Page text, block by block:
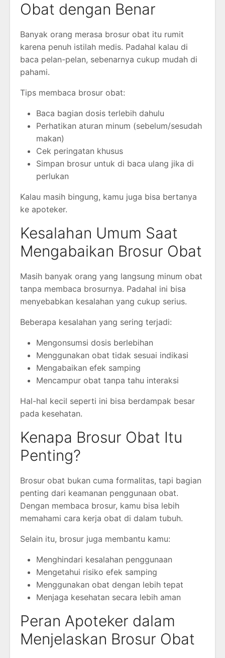
Obat dengan Benar
Banyak orang merasa brosur obat itu rumit
karena penuh istilah medis. Padahal kalau di
baca pelan-pelan, sebenarnya cukup mudah di
pahami.
Tips membaca brosur obat:
Baca bagian dosis terlebih dahulu
Perhatikan aturan minum (sebelum/sesudah
makan)
Cek peringatan khusus
Simpan brosur untuk di baca ulang jika di
perlukan
Kalau masih bingung, kamu juga bisa bertanya
ke apoteker.
Kesalahan Umum Saat
Mengabaikan Brosur Obat
Masih banyak orang yang langsung minum obat
tanpa membaca brosurnya. Padahal ini bisa
menyebabkan kesalahan yang cukup serius.
Beberapa kesalahan yang sering terjadi:
Mengonsumsi dosis berlebihan
Menggunakan obat tidak sesuai indikasi
Mengabaikan efek samping
Mencampur obat tanpa tahu interaksi
Hal-hal kecil seperti ini bisa berdampak besar
pada kesehatan.
Kenapa Brosur Obat Itu
Penting?
Brosur obat bukan cuma formalitas, tapi bagian
penting dari keamanan penggunaan obat.
Dengan membaca brosur, kamu bisa lebih
memahami cara kerja obat di dalam tubuh.
Selain itu, brosur juga membantu kamu:
Menghindari kesalahan penggunaan
Mengetahui risiko efek samping
Menggunakan obat dengan lebih tepat
Menjaga kesehatan secara lebih aman
Peran Apoteker dalam
Menjelaskan Brosur Obat